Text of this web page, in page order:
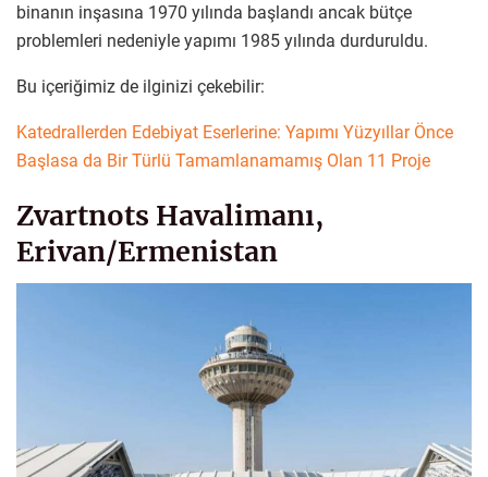
binanın inşasına 1970 yılında başlandı ancak bütçe
problemleri nedeniyle yapımı 1985 yılında durduruldu.
Bu içeriğimiz de ilginizi çekebilir:
Katedrallerden Edebiyat Eserlerine: Yapımı Yüzyıllar Önce
Başlasa da Bir Türlü Tamamlanamamış Olan 11 Proje
Zvartnots Havalimanı,
Erivan/Ermenistan